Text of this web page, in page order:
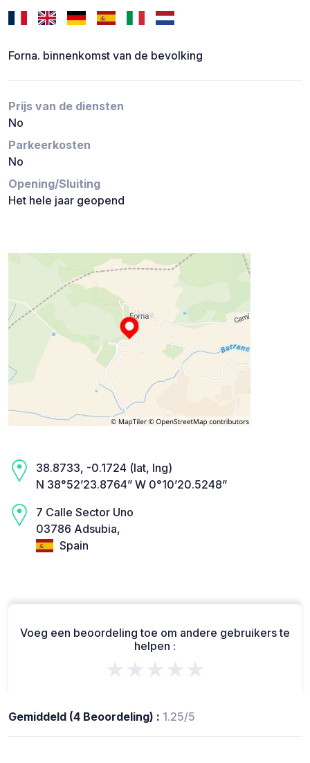
Forna. binnenkomst van de bevolking
Prijs van de diensten
No
Parkeerkosten
No
Opening/Sluiting
Het hele jaar geopend
38.8733, -0.1724 (lat, lng)
N 38°52’23.8764” W 0°10’20.5248”
7 Calle Sector Uno
03786 Adsubia,
Spain
Voeg een beoordeling toe om andere gebruikers te
helpen :
★★★★★
Gemiddeld (4 Beoordeling) : 1.25/5